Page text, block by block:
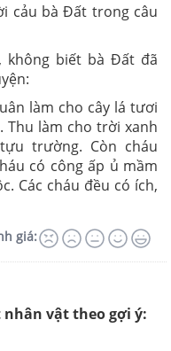
cảu bà Đất trong câu
không biết bà Đất đã
làm cho cây lá tươi
làm cho trời xanh
trường. Còn cháu
có công ấp ủ mầm
Các cháu đều có ích,
giá:
nhân vật theo gợi ý: